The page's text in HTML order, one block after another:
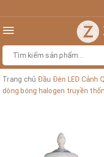
Toggle
Trang chủ Đầu Đèn LED Cảnh
dòng bóng halogen truyền